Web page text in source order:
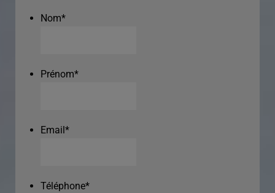
Nom*
Prénom*
Email*
Téléphone*